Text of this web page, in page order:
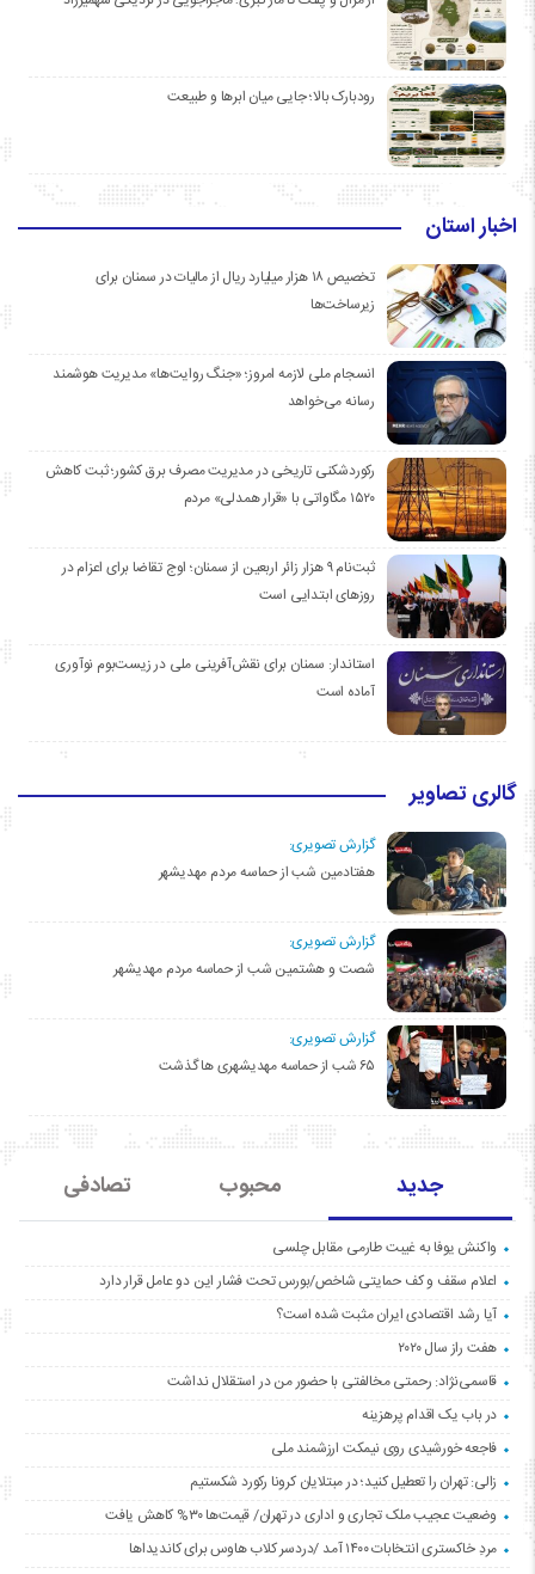
رودبارک بالا؛ جایی میان ابرها و طبیعت
اخبار استان
تخصیص ۱۸ هزار میلیارد ریال از مالیات در سمنان برای
زیرساخت‌ها
انسجام ملی لازمه امروز؛ «جنگ روایت‌ها» مدیریت هوشمند
رسانه می‌خواهد
رکوردشکنی تاریخی در مدیریت مصرف برق کشور؛ ثبت کاهش
۱۵۲۰ مگاواتی با «قرار همدلی» مردم
ثبت‌نام ۹ هزار زائر اربعین از سمنان؛ اوج تقاضا برای اعزام در
روزهای ابتدایی است
استاندار: سمنان برای نقش‌آفرینی ملی در زیست‌بوم نوآوری
آماده است
گالری تصاویر
گزارش تصویری:
هفتادمین شب از حماسه مردم مهدیشهر
گزارش تصویری:
شصت و هشتمین شب از حماسه مردم مهدیشهر
گزارش تصویری:
۶۵ شب از حماسه مهدیشهری ها گذشت
جدید محبوب تصادفی
واکنش یوفا به غیبت طارمی مقابل چلسی
اعلام سقف و کف حمایتی شاخص/بورس تحت فشار این دو عامل قرار دارد
آیا رشد اقتصادی ایران مثبت شده است؟
هفت راز سال ۲۰۲۰
قاسمی‌نژاد: رحمتی مخالفتی با حضور من در استقلال نداشت
در باب یک اقدام پرهزینه
فاجعه خورشیدی روی نیمکت ارزشمند ملی
زالی: تهران را تعطیل کنید؛ در مبتلایان کرونا رکورد شکستیم
وضعیت عجیب ملک تجاری و اداری در تهران/ قیمت‌ها ۳۰% کاهش یافت
مردِ خاکستری انتخابات ۱۴۰۰ آمد /دردسر کلاب هاوس برای کاندیداها